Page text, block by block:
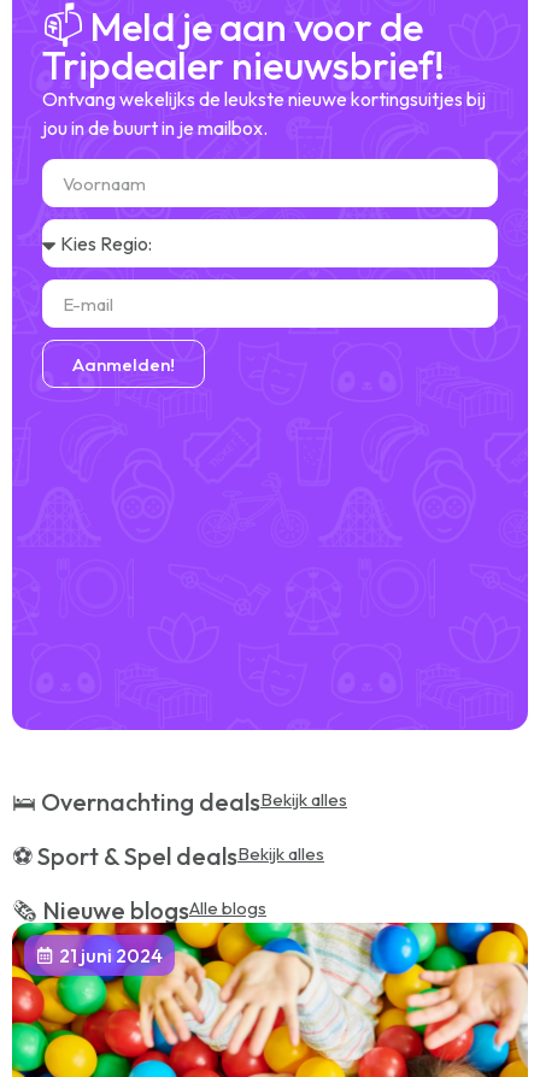
📫 Meld je aan voor de
Tripdealer nieuwsbrief!
Ontvang wekelijks de leukste nieuwe kortingsuitjes bij
jou in de buurt in je mailbox.
Aanmelden!
🛌 Overnachting dealsBekijk alles
⚽️ Sport & Spel dealsBekijk alles
🗞️ Nieuwe blogsAlle blogs
21 juni 2024